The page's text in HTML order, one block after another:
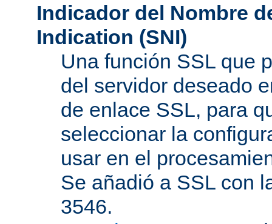
Indicador del Nombre
Indication (SNI)
Una función SSL que
del servidor deseado
de enlace SSL, para
seleccionar la
usar en el
Se añadió a SSL con
3546.